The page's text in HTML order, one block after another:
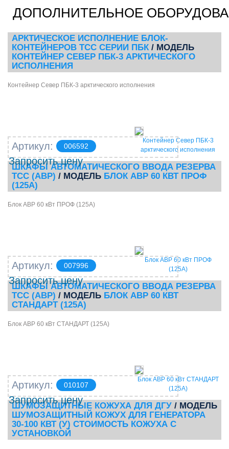
ДОПОЛНИТЕЛЬНОЕ
АРКТИЧЕСКОЕ ИСПОЛНЕНИЕ БЛОК-
КОНТЕЙНЕРОВ ТСС СЕРИИ ПБК/ МОДЕЛЬ
КОНТЕЙНЕР СЕВЕР ПБК-3 АРКТИЧЕСКОГО
ИСПОЛНЕНИЯ
Контейнер Север ПБК-3 арктического исполнения
Контейнер Север ПБК-3
арктического исполнения
Артикул: 006592
Запросить цену
ШКАФЫ АВТОМАТИЧЕСКОГО ВВОДА РЕЗЕРВА
ТСС (АВР) / МОДЕЛЬ БЛОК АВР 60 КВТ ПРОФ
(125А)
Блок АВР 60 кВт ПРОФ (125А)
Блок АВР 60 кВт ПРОФ
(125А)
Артикул: 007996
Запросить цену
ШКАФЫ АВТОМАТИЧЕСКОГО ВВОДА РЕЗЕРВА
ТСС (АВР) / МОДЕЛЬ БЛОК АВР 60 КВТ
СТАНДАРТ (125А)
Блок АВР 60 кВт СТАНДАРТ (125А)
Блок АВР 60 кВт СТАНДАРТ
(125А)
Артикул: 010107
Запросить цену
ШУМОЗАЩИТНЫЕ КОЖУХА ДЛЯ ДГУ / МОДЕЛЬ
ШУМОЗАЩИТНЫЙ КОЖУХ ДЛЯ ГЕНЕРАТОРА
30-100 КВТ (У) СТОИМОСТЬ КОЖУХА С
УСТАНОВКОЙ